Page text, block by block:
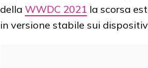
della WWDC 2021 la scorsa
in versione stabile sui